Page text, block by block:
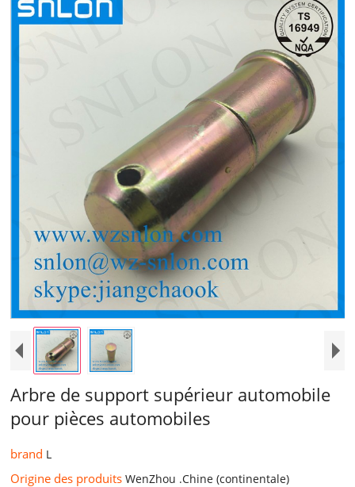
Arbre de support supérieur automobile
pour pièces automobiles
brand L
Origine des produitsWenZhou .Chine (continentale)